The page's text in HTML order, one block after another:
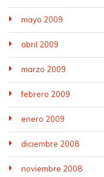
mayo 2009
abril 2009
marzo 2009
febrero 2009
enero 2009
diciembre 2008
noviembre 2008